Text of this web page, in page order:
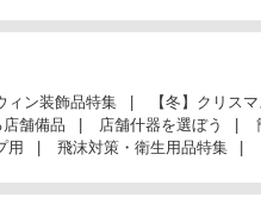
ィン装飾品特集 【冬】クリス
舗備品 店舗什器を選ぼう
用 飛沫対策・衛生用品特集